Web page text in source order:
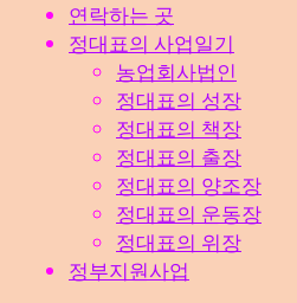
연락하는 곳
정대표의 사업일기
농업회사법인
정대표의 성장
정대표의 책장
정대표의 출장
정대표의 양조장
정대표의 운동장
정대표의 위장
정부지원사업